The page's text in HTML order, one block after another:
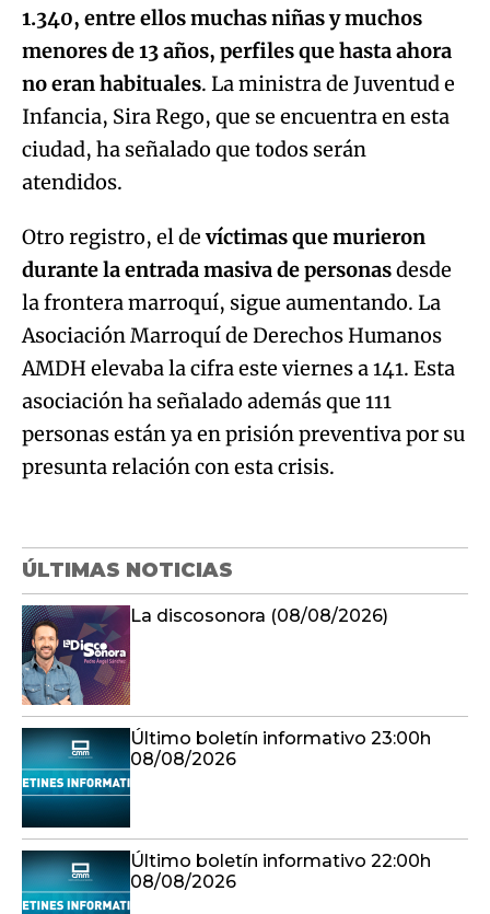
1.340, entre ellos muchas niñas y muchos
menores de 13 años, perfiles que hasta ahora
no eran habituales. La ministra de Juventud e
Infancia, Sira Rego, que se encuentra en esta
ciudad, ha señalado que todos serán
atendidos.
Otro registro, el devíctimas que murieron
durante la entrada masiva de personasdesde
la frontera marroquí, sigue aumentando. La
Asociación Marroquí de Derechos Humanos
AMDH elevaba la cifra este viernes a 141. Esta
asociación ha señalado además que 111
personas están ya en prisión preventiva por su
presunta relación con esta crisis.
ÚLTIMAS NOTICIAS
La discosonora (08/08/2026)
Último boletín informativo 23:00h
08/08/2026
Último boletín informativo 22:00h
08/08/2026